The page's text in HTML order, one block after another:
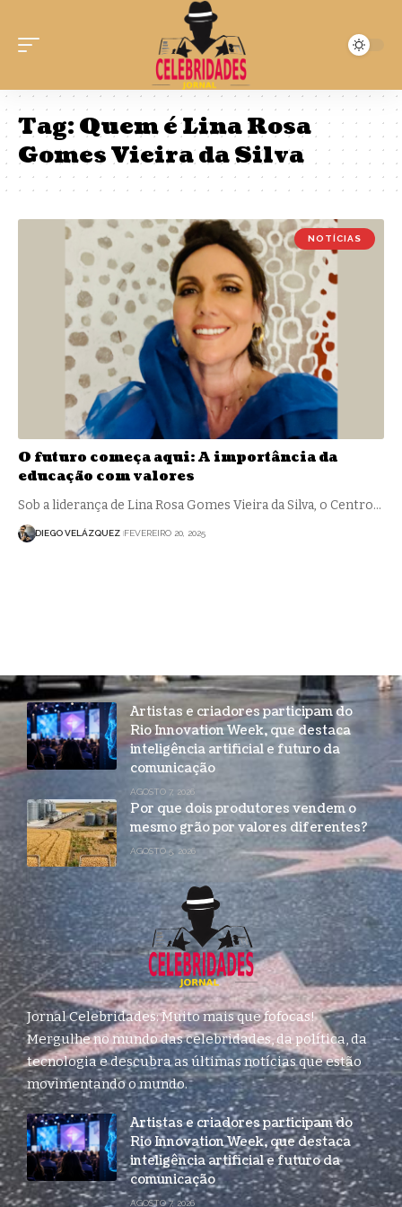
Tag:Quem é Lina Rosa
Gomes Vieira da Silva
NOTÍCIAS
O futuro começa aqui: A importância da
educação com valores
Sob a liderança de Lina Rosa Gomes Vieira da Silva, o Centro…
DIEGO VELÁZQUEZ FEVEREIRO 20, 2025
Artistas e criadores participam do
Rio Innovation Week, que destaca
inteligência artificial e futuro da
comunicação
AGOSTO 7, 2026
Por que dois produtores vendem o
mesmo grão por valores diferentes?
AGOSTO 5, 2026
Jornal Celebridades: Muito mais que fofocas!
Mergulhe no mundo das celebridades, da política, da
tecnologia e descubra as últimas notícias que estão
movimentando o mundo.
Artistas e criadores participam do
Rio Innovation Week, que destaca
inteligência artificial e futuro da
comunicação
AGOSTO 7, 2026